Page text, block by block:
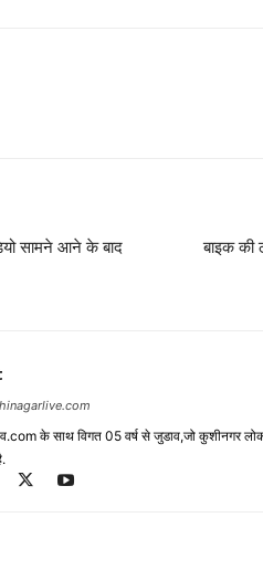
सामने आने के बाद
बाइक की
के साथ विगत 05 वर्ष से जुडाव,जो कुशीनगर